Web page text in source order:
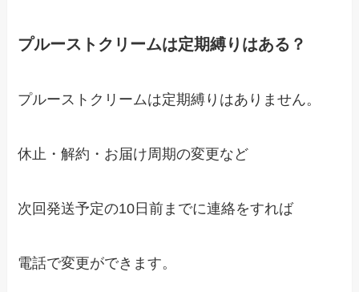
プルーストクリームは定期縛りはある？
プルーストクリームは定期縛りはありません。
休止・解約・お届け周期の変更など
次回発送予定の10日前までに連絡をすれば
電話で変更ができます。